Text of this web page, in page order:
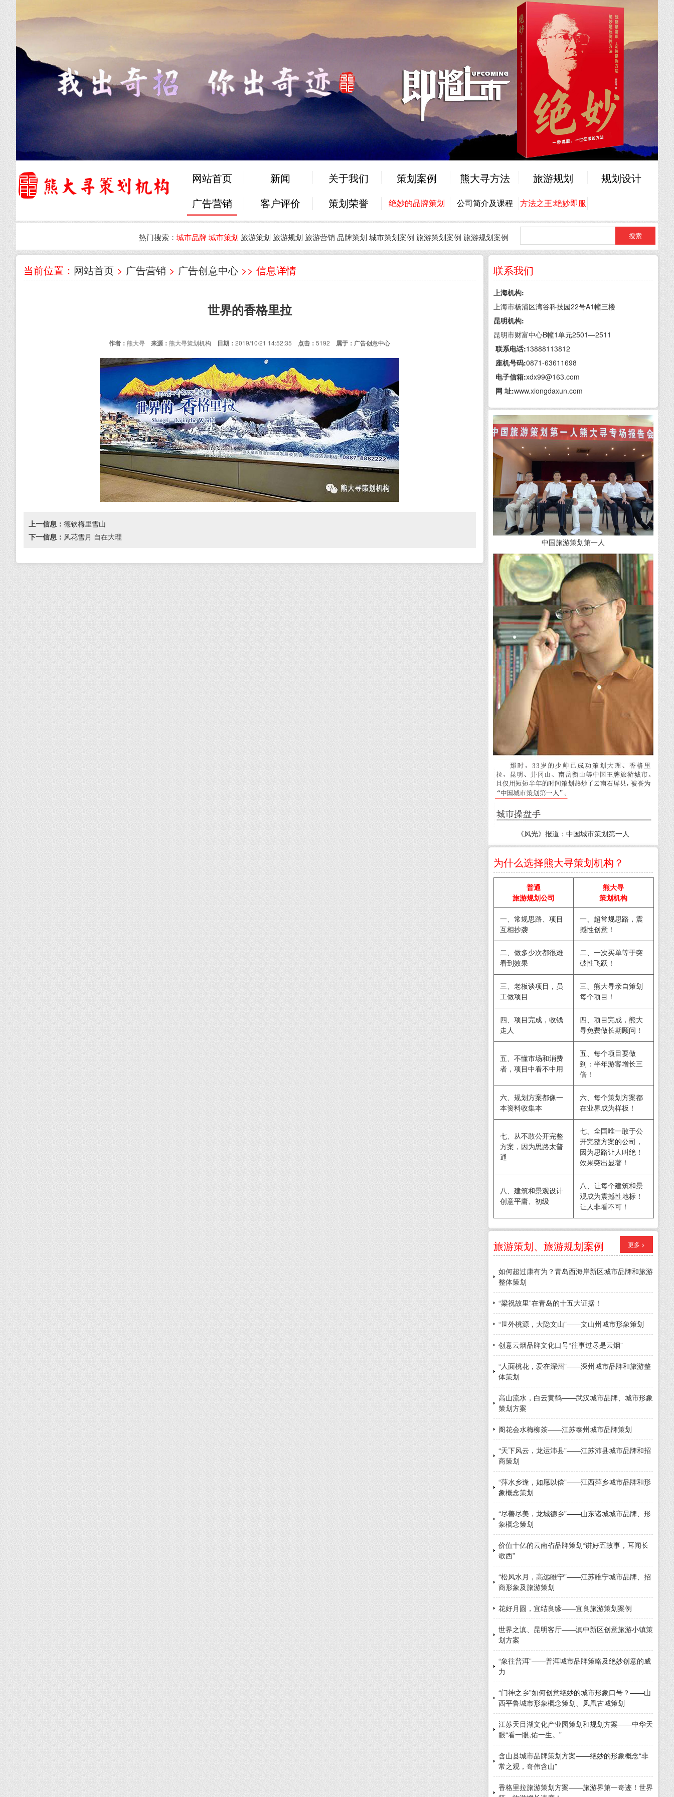
网站首页 新闻 关于我们 策划案例 熊大寻方法 旅游规划
规划设计
广告营销
客户评价 策划荣誉 绝妙的品牌策划 公司简介及课程 方法之王:绝妙即服
热门搜索： 城市品牌城市策划 旅游策划 旅游规划 旅游营销 品牌策划 城市策划案例 旅游策划案例 旅游规划案例
当前位置： 网站首页 > 广告营销 > 广告创意中心 >> 信息详情
世界的香格里拉
作者：熊大寻来源：熊大寻策划机构 日期：2019/10/21 14:52:35 点击：5192 属于： 广告创意中心
上一信息： 德钦梅里雪山
下一信息： 风花雪月 自在大理
联系我们
上海机构:
上海市杨浦区湾谷科技园22号A1幢三楼
昆明机构:
昆明市财富中心B幢1单元2501—2511
联系电话:13888113812
座机号码:0871-63611698
电子信箱:xdx99@163.com
网 址:www.xiongdaxun.com
中国旅游策划第一人
《风光》报道：中国城市策划第一人
为什么选择熊大寻策划机构？
普通
旅游规划公司
熊大寻
策划机构
一、常规思路、项目
互相抄袭
一、超常规思路，震
撼性创意！
二、做多少次都很难
看到效果
二、一次买单等于突
破性飞跃！
三、老板谈项目，员
工做项目
三、熊大寻亲自策划
每个项目！
四、项目完成，收钱
走人
四、项目完成，熊大
寻免费做长期顾问！
五、不懂市场和消费
者，项目中看不中用
五、每个项目要做
到：半年游客增长三
倍！
六、规划方案都像一
本资料收集本
六、每个策划方案都
在业界成为样板！
七、从不敢公开完整
方案，因为思路太普
通
七、全国唯一敢于公
开完整方案的公司，
因为思路让人叫绝！
效果突出显著！
八、建筑和景观设计
创意平庸、初级
八、让每个建筑和景
观成为震撼性地标！
让人非看不可！
旅游策划、旅游规划案例 更多 >
如何超过康有为？青岛西海岸新区城市品牌和旅游
整体策划
“梁祝故里”在青岛的十五大证据！
“世外桃源，大隐文山”——文山州城市形象策划
创意云烟品牌文化口号“往事过尽是云烟”
“人面桃花，爱在深州”——深州城市品牌和旅游整
体策划
高山流水，白云黄鹤——武汉城市品牌、城市形象
策划方案
阁花会水梅柳茶——江苏泰州城市品牌策划
“天下风云，龙运沛县”——江苏沛县城市品牌和招
商策划
“萍水乡逢，如愿以偿”——江西萍乡城市品牌和形
象概念策划
“尽善尽美，龙城德乡”——山东诸城城市品牌、形
象概念策划
价值十亿的云南省品牌策划“讲好五故事，耳闻长
歌西”
“松风水月，高远睢宁”——江苏睢宁城市品牌、招
商形象及旅游策划
花好月圆，宜结良缘——宜良旅游策划案例
世界之滇、昆明客厅——滇中新区创意旅游小镇策
划方案
“象往普洱”——普洱城市品牌策略及绝妙创意的威
力
“门神之乡”如何创意绝妙的城市形象口号？——山
西平鲁城市形象概念策划、凤凰古城策划
江苏天目湖文化产业园策划和规划方案——中华天
眼“看一眼,佑一生。”
含山县城市品牌策划方案——绝妙的形象概念“非
常之观，奇伟含山”
香格里拉旅游策划方案——旅游界第一奇迹！世界